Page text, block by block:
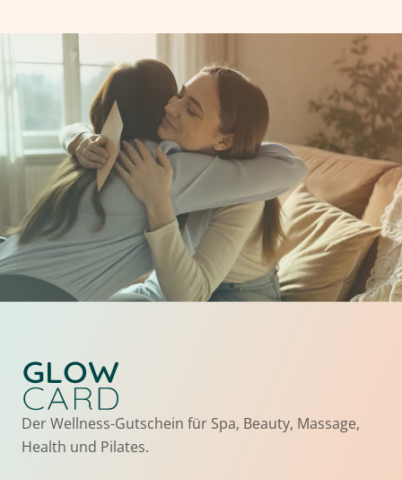
Der Wellness-Gutschein für Spa, Beauty, Massage,
Health und Pilates.